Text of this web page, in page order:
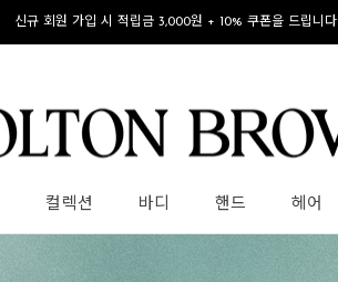
신규 회원 가입 시 적립금 3,000원 + 10% 쿠폰을 드립니다
컬렉션 바디 핸드 헤어